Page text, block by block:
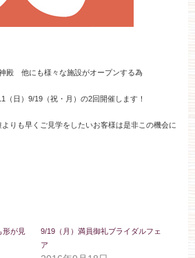
特集
殿 他にも様々な施設がオープンする為
（日）9/19（祝・月）の2回開催します！
りも早くご見学をしたいお客様は是非この機会に
形が見
9/19（月）満員御礼ブライダルフェ
ア